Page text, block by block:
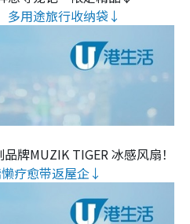
多用途旅行收纳袋↓
牌MUZIK TIGER 冰感风扇！
疗愈带返屋企↓